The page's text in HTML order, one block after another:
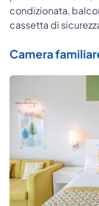
condizionata,
cassetta di
Camera